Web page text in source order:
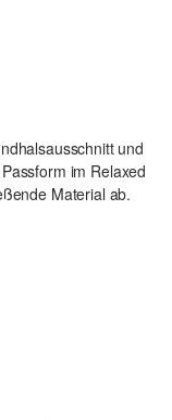
und
im Relaxed
Material ab.